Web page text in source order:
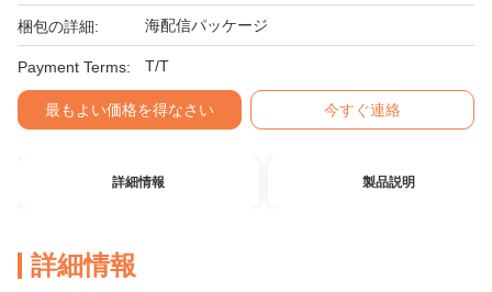
梱包の詳細: 海配信パッケージ
Payment Terms: T/T
最もよい価格を得なさい 今すぐ連絡
詳細情報 製品説明
詳細情報